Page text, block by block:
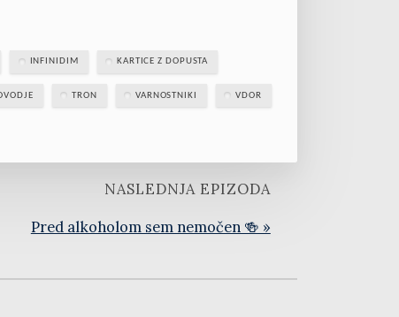
INFINIDIM KARTICE Z DOPUSTA
TRON VARNOSTNIKI VDOR
NASLEDNJA EPIZODA
Pred alkoholom sem nemočen 🍻 »